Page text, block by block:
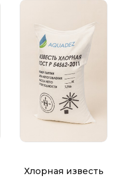
Хлорная известь